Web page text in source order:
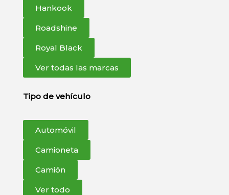
Hankook
Roadshine
Royal Black
Ver todas las marcas
Tipo de vehículo
Automóvil
Camioneta
Camión
Ver todo